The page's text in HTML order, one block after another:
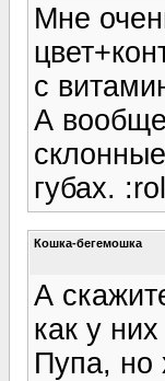
Мне
c
А
губах.
Кошка-бегемошка
А
как у
Пупа, но